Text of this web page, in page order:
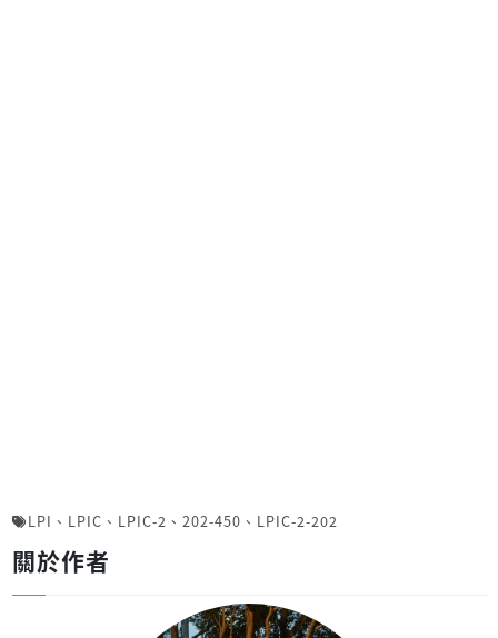
LPI 、 LPIC 、 LPIC-2 、 202-450 、 LPIC-2-202
關於作者